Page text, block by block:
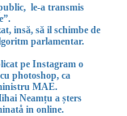
le-a transmis
insă, să il schimbe de
parlamentar.
pe Instagram o
photoshop, ca
MAE.
Neamțu a șters
in online.